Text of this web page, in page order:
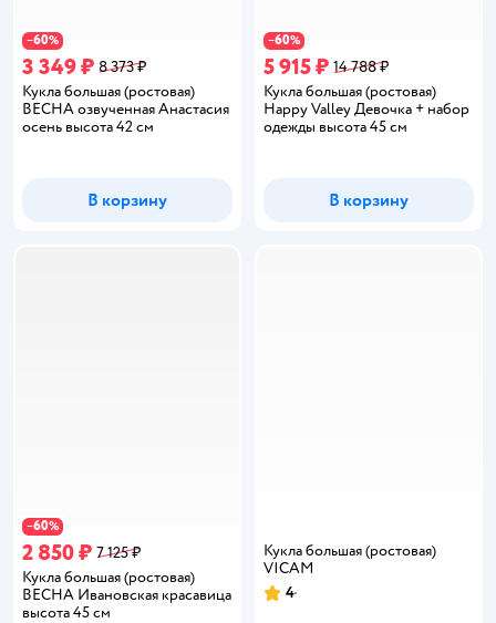
−60%
3 349 ₽ 8 373 ₽
Кукла большая (ростовая)
ВЕСНА озвученная Анастасия
осень высота 42 см
В корзину
−60%
5 915 ₽ 14 788 ₽
Кукла большая (ростовая)
Happy Valley Девочка + набор
одежды высота 45 см
В корзину
−60%
2 850 ₽ 7 125 ₽
Кукла большая (ростовая)
ВЕСНА Ивановская красавица
высота 45 см
Кукла большая (ростовая)
VICAM
Рейтинг:
4